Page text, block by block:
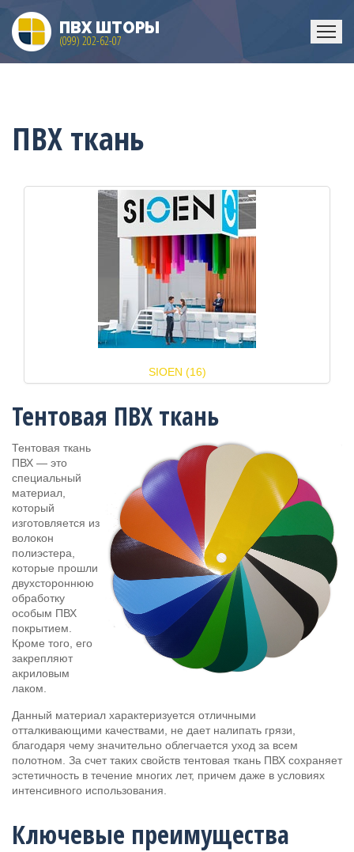
ПВХ ШТОРЫ
(099) 202-62-07
ПВХ ткань
SIOEN (16)
Тентовая ПВХ ткань
Тентовая ткань
ПВХ — это
специальный
материал,
который
изготовляется из
волокон
полиэстера,
которые прошли
двухстороннюю
обработку
особым ПВХ
покрытием.
Кроме того, его
закрепляют
акриловым
лаком.
Данный материал характеризуется отличными
отталкивающими качествами, не дает налипать грязи,
благодаря чему значительно облегчается уход за всем
полотном. За счет таких свойств тентовая ткань ПВХ сохраняет
эстетичность в течение многих лет, причем даже в условиях
интенсивного использования.
Ключевые преимущества